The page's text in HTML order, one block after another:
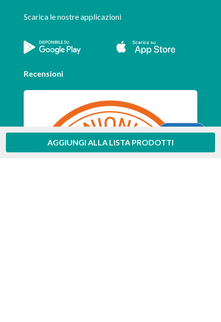
AGGIUNGI ALLA LISTA PRODOTTI
Scarica le nostre applicazioni
Recensioni
Aiuto